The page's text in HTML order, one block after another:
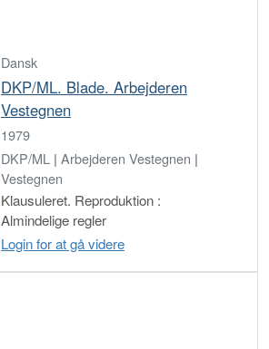
Dansk
DKP/ML. Blade. Arbejderen
Vestegnen
1979
DKP/ML | Arbejderen Vestegnen |
Vestegnen
Klausuleret. Reproduktion :
Almindelige regler
Login for at gå videre